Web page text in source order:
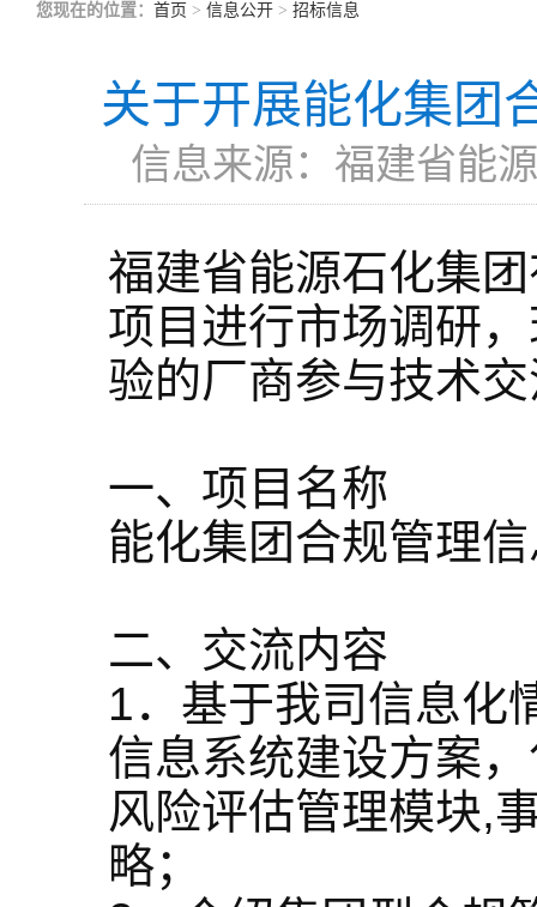
您现在的位置： 首页 > 信息公开 > 招标信息
关于开展能化集团
信息来源：福建省能
福建省能源石化集
项目进行市场调研
验的厂商参与技术
一、项目名称
能化集团合规管理
二、交流内容
1．基于我司信息化
信息系统建设方案
风险评估管理模块,
略；